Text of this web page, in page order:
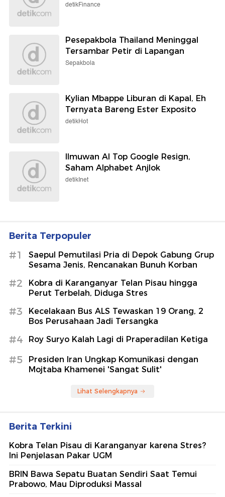
detikFinance
Pesepakbola Thailand Meninggal
Tersambar Petir di Lapangan
Sepakbola
Kylian Mbappe Liburan di Kapal, Eh
Ternyata Bareng Ester Exposito
detikHot
Ilmuwan AI Top Google Resign,
Saham Alphabet Anjlok
detikInet
Berita Terpopuler
#1
Saepul Pemutilasi Pria di Depok Gabung Grup
Sesama Jenis, Rencanakan Bunuh Korban
#2
Kobra di Karanganyar Telan Pisau hingga
Perut Terbelah, Diduga Stres
#3
Kecelakaan Bus ALS Tewaskan 19 Orang, 2
Bos Perusahaan Jadi Tersangka
#4 Roy Suryo Kalah Lagi di Praperadilan Ketiga
#5
Presiden Iran Ungkap Komunikasi dengan
Mojtaba Khamenei 'Sangat Sulit'
Lihat Selengkapnya
Berita Terkini
Kobra Telan Pisau di Karanganyar karena Stres?
Ini Penjelasan Pakar UGM
BRIN Bawa Sepatu Buatan Sendiri Saat Temui
Prabowo, Mau Diproduksi Massal